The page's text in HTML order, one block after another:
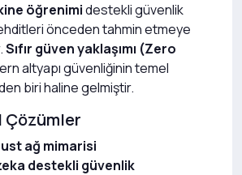
öğrenimidestekli güvenlik
önceden tahmin etmeye
Sıfır güven yaklaşımı (Zero
altyapı güvenliğinin temel
biri haline gelmiştir.
Çözümler
ağ mimarisi
destekli güvenlik